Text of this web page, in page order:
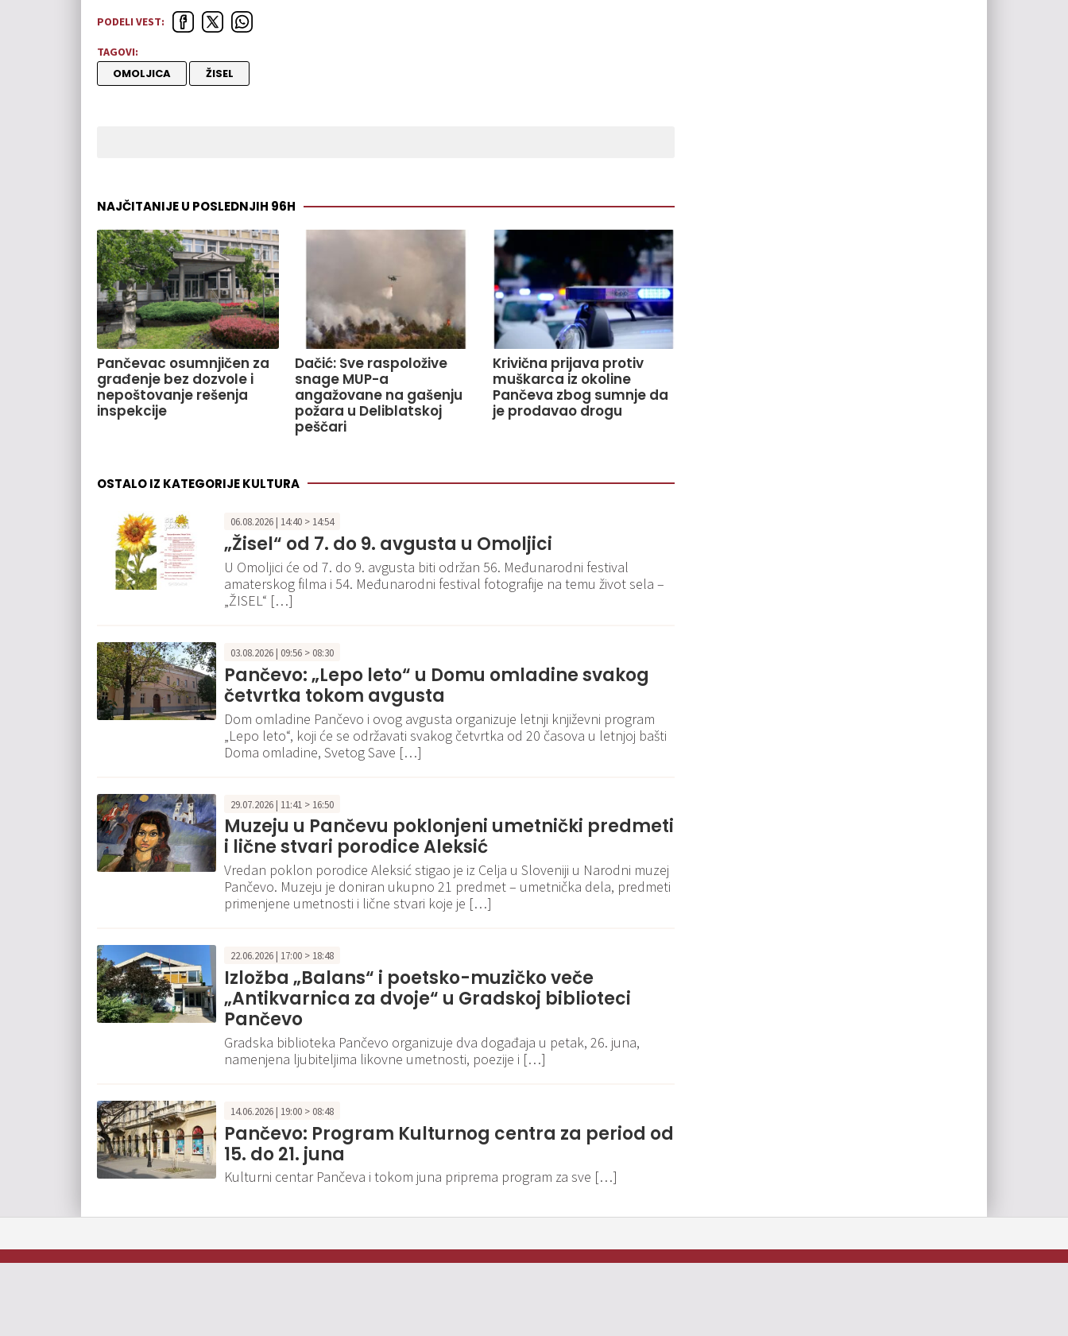
PODELI VEST:
TAGOVI:
OMOLJICA ŽISEL
NAJČITANIJE U POSLEDNJIH 96H
Pančevac osumnjičen za
građenje bez dozvole i
nepoštovanje rešenja
inspekcije
Dačić: Sve raspoložive
snage MUP-a
angažovane na gašenju
požara u Deliblatskoj
peščari
Krivična prijava protiv
muškarca iz okoline
Pančeva zbog sumnje da
je prodavao drogu
OSTALO IZ KATEGORIJE KULTURA
06.08.2026 | 14:40 > 14:54
„Žisel“ od 7. do 9. avgusta u Omoljici
U Omoljici će od 7. do 9. avgusta biti održan 56. Međunarodni festival
amaterskog filma i 54. Međunarodni festival fotografije na temu život sela –
„ŽISEL“ […]
03.08.2026 | 09:56 > 08:30
Pančevo: „Lepo leto“ u Domu omladine svakog
četvrtka tokom avgusta
Dom omladine Pančevo i ovog avgusta organizuje letnji književni program
„Lepo leto“, koji će se održavati svakog četvrtka od 20 časova u letnjoj bašti
Doma omladine, Svetog Save […]
29.07.2026 | 11:41 > 16:50
Muzeju u Pančevu poklonjeni umetnički predmeti
i lične stvari porodice Aleksić
Vredan poklon porodice Aleksić stigao je iz Celja u Sloveniji u Narodni muzej
Pančevo. Muzeju je doniran ukupno 21 predmet – umetnička dela, predmeti
primenjene umetnosti i lične stvari koje je […]
22.06.2026 | 17:00 > 18:48
Izložba „Balans“ i poetsko-muzičko veče
„Antikvarnica za dvoje“ u Gradskoj biblioteci
Pančevo
Gradska biblioteka Pančevo organizuje dva događaja u petak, 26. juna,
namenjena ljubiteljima likovne umetnosti, poezije i […]
14.06.2026 | 19:00 > 08:48
Pančevo: Program Kulturnog centra za period od
15. do 21. juna
Kulturni centar Pančeva i tokom juna priprema program za sve […]